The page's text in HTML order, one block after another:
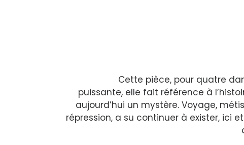
Cette pièce, pour quatre
puissante, elle fait référence à
aujourd’hui un mystère. Voyage,
répression, a su continuer à exister, ici